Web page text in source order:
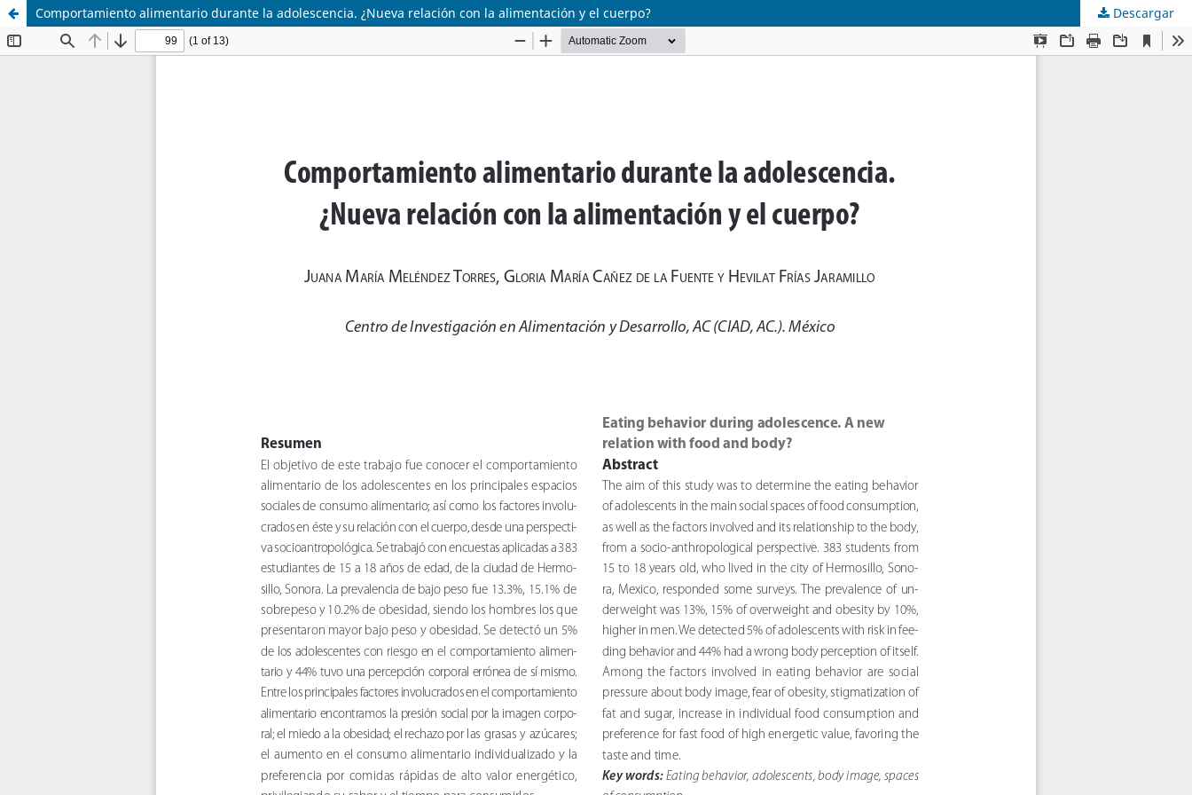
Comportamiento alimentario durante la adolescencia. ¿Nueva relación con la alimentación y el cuerpo? Descargar